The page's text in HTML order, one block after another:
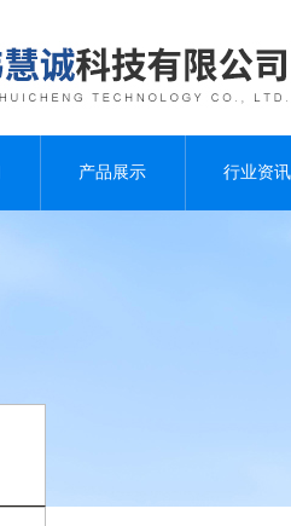
产品展示 行业资讯